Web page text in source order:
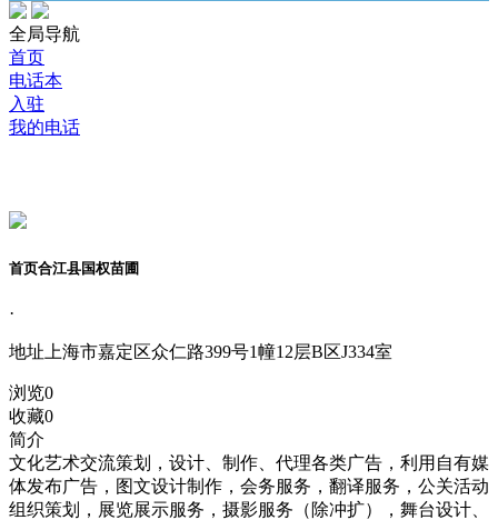
全局导航
首页
电话本
入驻
我的电话
首页合江县国权苗圃
·
地址 上海市嘉定区众仁路399号1幢12层B区J334室
浏览0
收藏0
简介
文化艺术交流策划，设计、制作、代理各类广告，利用自有媒
体发布广告，图文设计制作，会务服务，翻译服务，公关活动
组织策划，展览展示服务，摄影服务（除冲扩），舞台设计、